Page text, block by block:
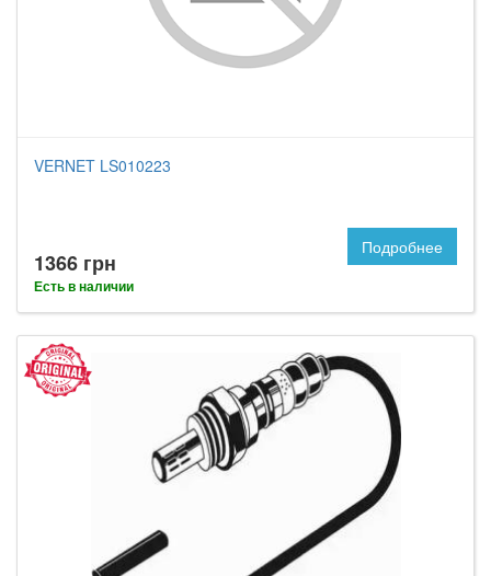
VERNET LS010223
1366 грн
Есть в наличии
Подробнее